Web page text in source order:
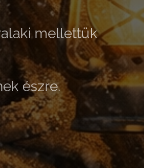
mellettük
észre.